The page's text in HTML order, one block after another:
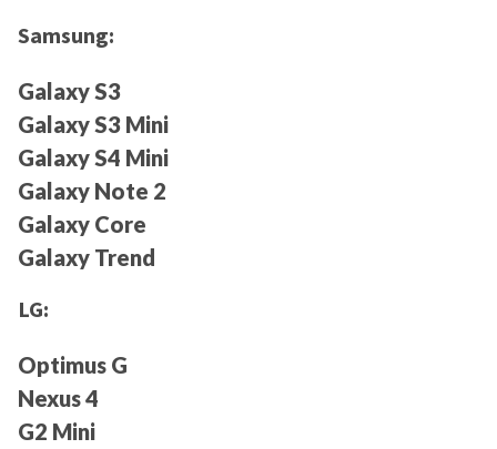
Samsung:
Galaxy S3
Galaxy S3 Mini
Galaxy S4 Mini
Galaxy Note 2
Galaxy Core
Galaxy Trend
LG:
Optimus G
Nexus 4
G2 Mini